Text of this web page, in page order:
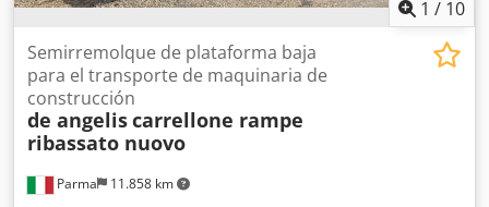
1 / 10
Parma 11.858 km
Semirremolque de plataforma baja
para el transporte de maquinaria de
construcción
de angeliscarrellone rampe
ribassato nuovo